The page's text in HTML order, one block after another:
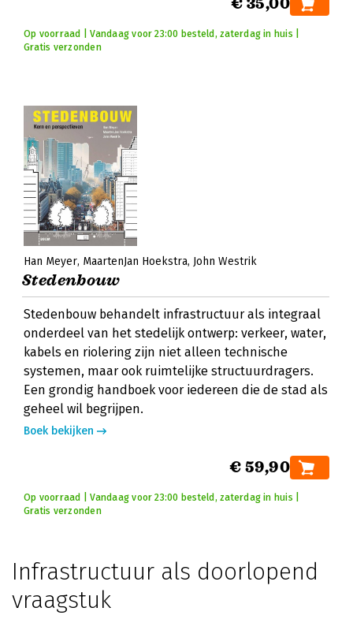
Op voorraad | Vandaag voor 23:00 besteld, zaterdag in huis |
Gratis verzonden
Han Meyer MaartenJan Hoekstra John Westrik
Stedenbouw
Stedenbouw behandelt infrastructuur als integraal
onderdeel van het stedelijk ontwerp: verkeer, water,
kabels en riolering zijn niet alleen technische
systemen, maar ook ruimtelijke structuurdragers.
Een grondig handboek voor iedereen die de stad als
geheel wil begrijpen.
Boek bekijken
€ 59,90
Op voorraad | Vandaag voor 23:00 besteld, zaterdag in huis |
Gratis verzonden
Infrastructuur als doorlopend
vraagstuk